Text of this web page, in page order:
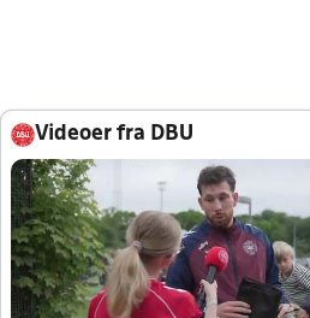
Videoer fra DBU